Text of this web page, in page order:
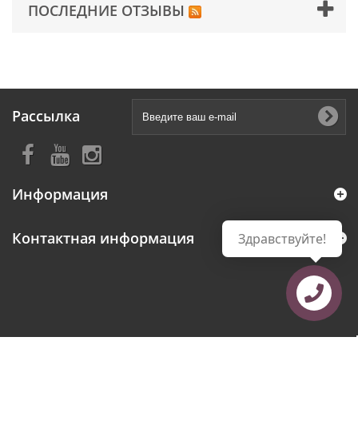
ПОСЛЕДНИЕ ОТЗЫВЫ
Рассылка
Информация
Контактная информация Здравствуйте!